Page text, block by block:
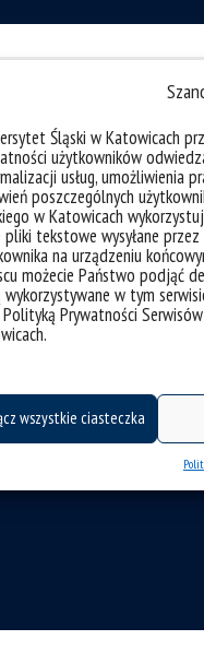
Śląski w Katowicach
użytkowników
usług, umożliwienia
poszczególnych
w Katowicach
pliki tekstowe wysyłane
na urządzeniu
możecie Państwo podjąć
wykorzystywane w tym
Prywatności
wszystkie ciasteczka